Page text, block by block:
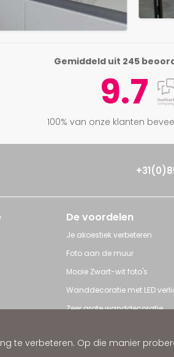
te verbeteren. Op die manier
Gemiddeld uit 245
9.7
100% van onze klanten
De voordelen
Je akoestiek verbeteren
Foto aan de muur
Mooie Zwart-wit foto's
Wanddecoratie met LED
Zeer grote wanddecoratie